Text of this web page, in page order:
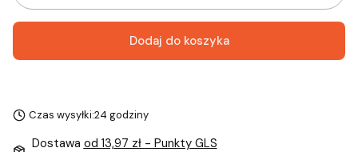
Dodaj do koszyka
Czas wysyłki:24 godziny
Dostawa od 13,97 zł - Punkty GLS